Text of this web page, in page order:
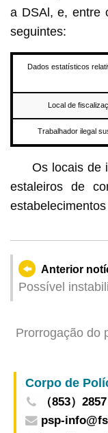
a DSAl, e, entre
seguintes:
Dados estatísticos
Local de
Trabalhador ilegal
Os locais de
estaleiros de
Anterior
Possível
serviços
neste sábado
Prorrogação do
Corpo de
（853）
psp-